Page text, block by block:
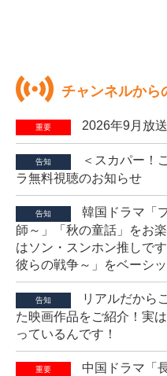
チャンネルから
重要 2026年9月放
告知
＜スカパー！
ラ無料視聴のお知らせ
告知
韓国ドラマ「
師～」「秋の童話」をお
はソン・スンホン推しで
彼らの戦争～」をベーシ
告知
リアルだから
た映画作品をご紹介！実
っているんです！
重要
中国ドラマ「